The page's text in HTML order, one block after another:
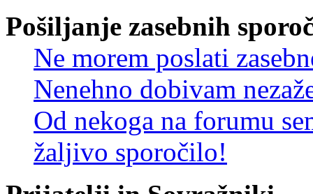
Pošiljanje zasebnih
Ne morem poslati
Nenehno dobivam
Od nekoga na forumu
žaljivo sporočilo!